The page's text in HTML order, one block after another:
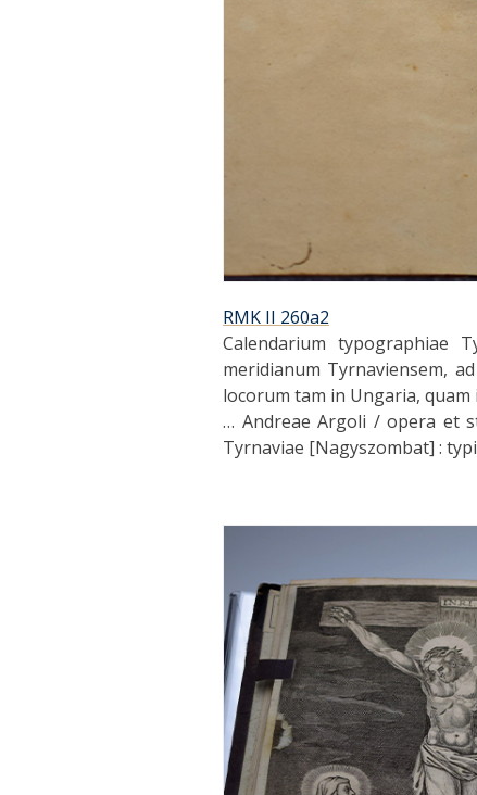
RMK II 260a2
Calendarium typographiae
meridianum Tyrnaviensem,
locorum tam in Ungaria,
… Andreae Argoli / opera et
Tyrnaviae [Nagyszombat] :